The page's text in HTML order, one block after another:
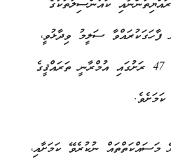
ކައުންސިލުތަކުގެ
ސަލީމު ވިދާޅުވީ،
މިހާރުވެސް ޕްލޭން ހުށަހަޅާފައިވާ 47 ރަށުގައި އުމްރާނީ ތަރައްޤީގެ
ނުކުރެވޭ ކަމަށާއި،